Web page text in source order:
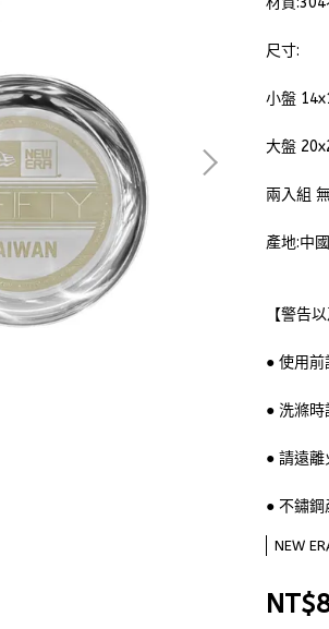
尺寸:
小盤
大盤
兩入組
產地:中國
【警告
● 使用前
● 洗滌時
● 請遠離
● 不鏽鋼
NEW